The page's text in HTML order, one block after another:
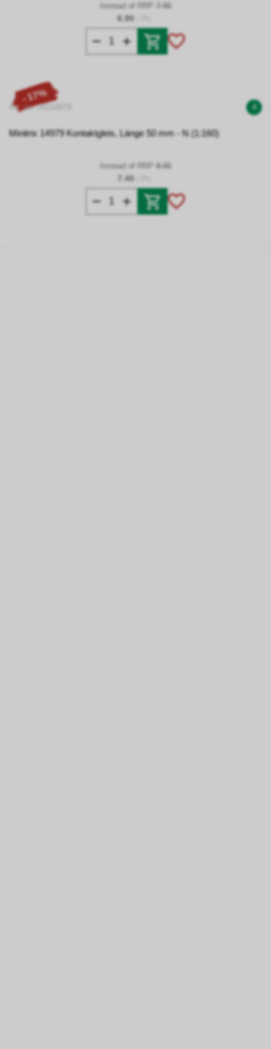
Instead of RRP 7.90
6.90
- 17%
4
Art. no. 00214979
Minitrix 14979 Kontaktgleis, Länge 50 mm - N (1:160)
Instead of RRP 8.90
7.40